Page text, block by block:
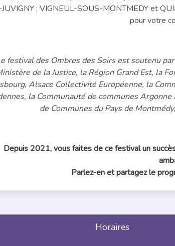
; VIGNEUL-SOUS-MONTMEDY et
pour votre
festival des Ombres des Soirs est soutenu
de la Justice, la Région Grand Est, la
Alsace Collectivité Européenne, la
la Communauté de communes
de Communes du Pays de
Depuis 2021, vous faites de ce festival un
Parlez-en et partagez le
Horaires